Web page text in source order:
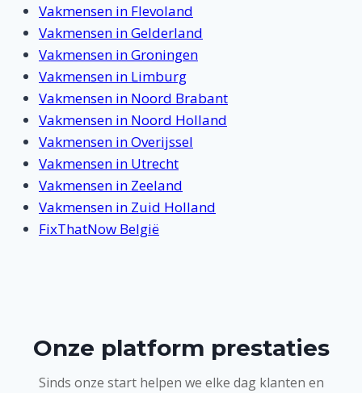
Vakmensen in Flevoland
Vakmensen in Gelderland
Vakmensen in Groningen
Vakmensen in Limburg
Vakmensen in Noord Brabant
Vakmensen in Noord Holland
Vakmensen in Overijssel
Vakmensen in Utrecht
Vakmensen in Zeeland
Vakmensen in Zuid Holland
FixThatNow België
Onze platform prestaties
Sinds onze start helpen we elke dag klanten en